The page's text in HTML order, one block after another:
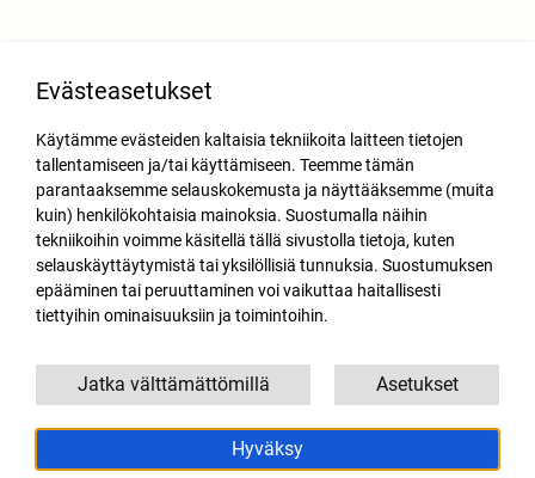
Evästeasetukset
Käytämme evästeiden kaltaisia tekniikoita laitteen tietojen
tallentamiseen ja/tai käyttämiseen. Teemme tämän
parantaaksemme selauskokemusta ja näyttääksemme (muita
kuin) henkilökohtaisia mainoksia. Suostumalla näihin
tekniikoihin voimme käsitellä tällä sivustolla tietoja, kuten
selauskäyttäytymistä tai yksilöllisiä tunnuksia. Suostumuksen
epääminen tai peruuttaminen voi vaikuttaa haitallisesti
tiettyihin ominaisuuksiin ja toimintoihin.
Hyväksy
Asetukset
Jatka välttämättömillä